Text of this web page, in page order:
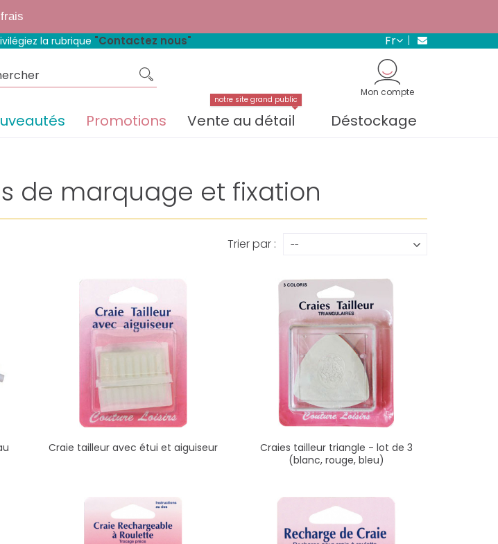
matières, mêmes prix, mêmes avantages.
la rubrique "Contactez nous" fr
Mon compte
Promotions Vente au détail
notre site grand public
Déstockage
de marquage et fixation
Trier par : --
Craie tailleur avec étui et aiguiseur
Craies tailleur triangle - lot de 3
(blanc, rouge, bleu)